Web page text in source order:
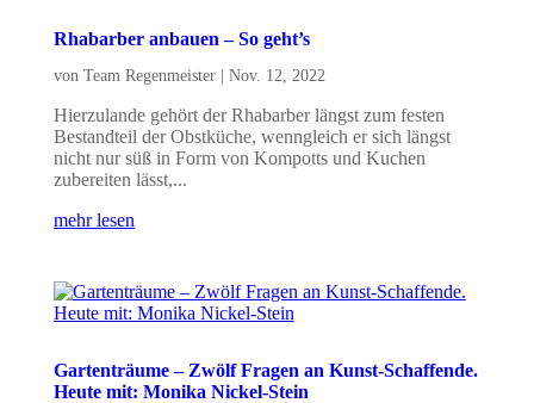
Rhabarber anbauen – So geht’s
von Team Regenmeister| Nov. 12, 2022
Hierzulande gehört der Rhabarber längst zum festen
Bestandteil der Obstküche, wenngleich er sich längst
nicht nur süß in Form von Kompotts und Kuchen
zubereiten lässt,...
mehr lesen
Gartenträume – Zwölf Fragen an Kunst-Schaffende.
Heute mit: Monika Nickel-Stein